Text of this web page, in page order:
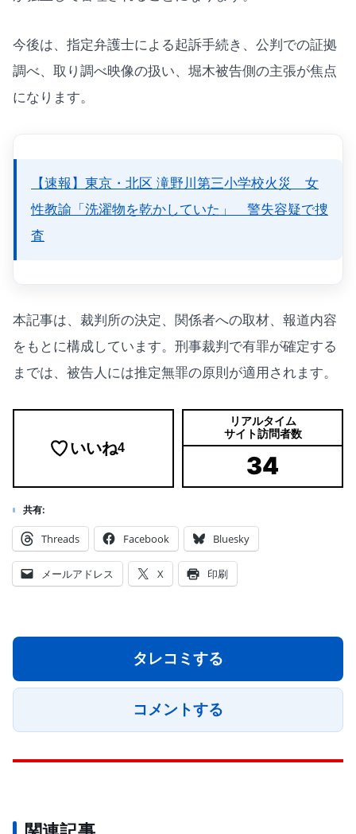
今後は、指定弁護士による起訴手続き、公判での証拠
調べ、取り調べ映像の扱い、堀木被告側の主張が焦点
になります。
【速報】東京・北区 滝野川第三小学校火災 女
性教諭「洗濯物を乾かしていた」 警失容疑で捜
査
本記事は、裁判所の決定、関係者への取材、報道内容
をもとに構成しています。刑事裁判で有罪が確定する
までは、被告人には推定無罪の原則が適用されます。
いいね4
リアルタイム
サイト訪問者数
34
共有:
Threads Facebook Bluesky
メールアドレス X 印刷
タレコミする
コメントする